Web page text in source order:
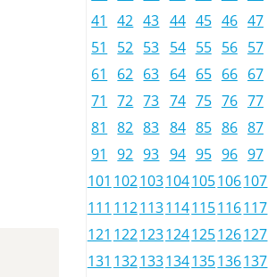
41
42 43 44 45 46 47
51
52 53 54 55 56 57
61
62 63 64 65 66 67
71
72 73 74 75 76 77
81
82 83 84 85 86 87
91
92 93 94 95 96 97
101 102103104105106107
111 112113114115116117
121 122123124125126127
131 132133134135136137